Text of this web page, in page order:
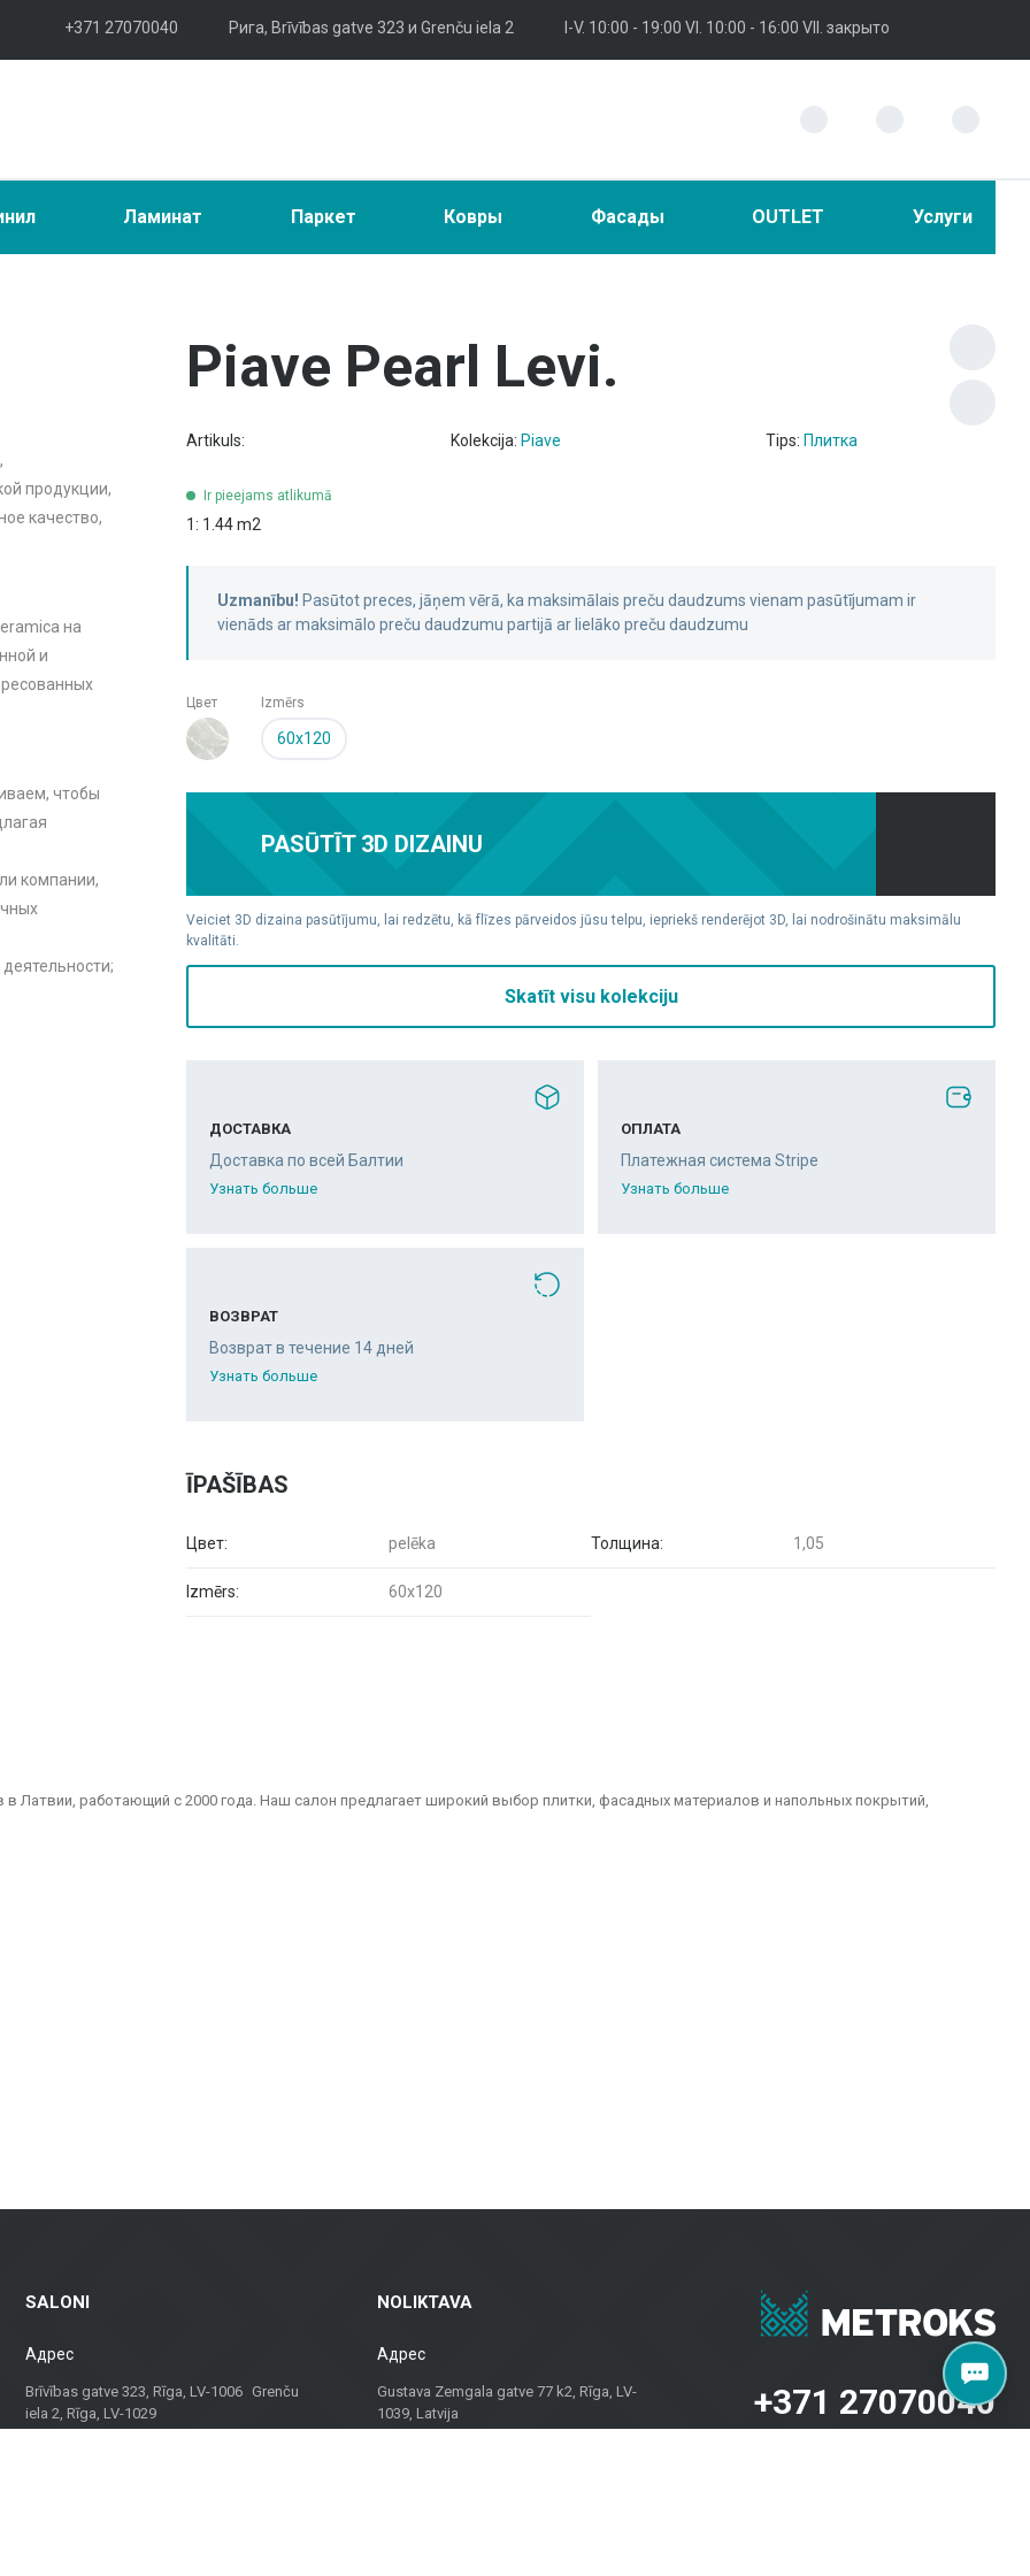
+371 27070040 Рига, Brīvības gatve 323 и Grenču iela 2 I-V. 10:00 - 19:00 VI. 10:00 - 16:00 VII. закрыто
Ламинат Паркет Ковры Фасады OUTLET Услуги
продукции,
качество,
на
и
чтобы
компании,
Piave Pearl Levi.
Artikuls: Kolekcija: Piave Tips: Плитка
Ir pieejams atlikumā
1: 1.44 m2
Uzmanību! Pasūtot preces, jāņem vērā, ka maksimālais preču daudzums vienam pasūtījumam ir
vienāds ar maksimālo preču daudzumu partijā ar lielāko preču daudzumu
Цвет Izmērs
60x120
PASŪTĪT 3D DIZAINU
Veiciet 3D dizaina pasūtījumu, lai redzētu, kā flīzes pārveidos jūsu telpu, iepriekš renderējot 3D, lai nodrošinātu maksimālu
kvalitāti.
Skatīt visu kolekciju
ДОСТАВКА
Доставка по всей Балтии
Узнать больше
ОПЛАТА
Платежная система Stripe
Узнать больше
ВОЗВРАТ
Возврат в течение 14 дней
Узнать больше
ĪPAŠĪBAS
Цвет: pelēka
Izmērs: 60x120
Толщина: 1,05
Латвии, работающий с 2000 года. Наш салон предлагает широкий выбор плитки, фасадных материалов и напольных покрытий,
подход, Metroks стал надежным выбором для профессионалов и домовладельцев по всей Латвии. Посетите наш салон по
SALONI
Адрес
Brīvības gatve 323, Rīga, LV-1006 Grenču
iela 2, Rīga, LV-1029
NOLIKTAVA
Адрес
Gustava Zemgala gatve 77 k2, Rīga, LV-
1039, Latvija
+371 27070040